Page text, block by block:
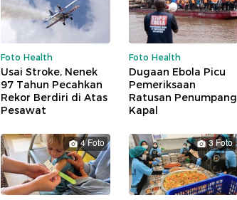
Foto Health
Usai Stroke, Nenek
97 Tahun Pecahkan
Rekor Berdiri di Atas
Pesawat
Foto Health
Dugaan Ebola Picu
Pemeriksaan
Ratusan Penumpang
Kapal
4 Foto 3 Foto